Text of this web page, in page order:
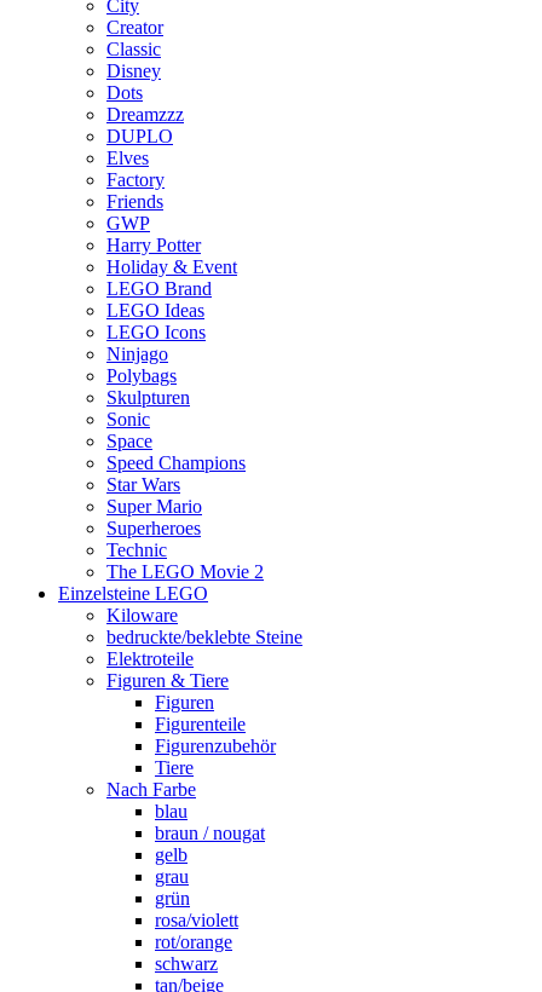
City
Creator
Classic
Disney
Dots
Dreamzzz
DUPLO
Elves
Factory
Friends
GWP
Harry Potter
Holiday & Event
LEGO Brand
LEGO Ideas
LEGO Icons
Ninjago
Polybags
Skulpturen
Sonic
Space
Speed Champions
Star Wars
Super Mario
Superheroes
Technic
The LEGO Movie 2
Einzelsteine LEGO
Kiloware
bedruckte/beklebte Steine
Elektroteile
Figuren & Tiere
Figuren
Figurenteile
Figurenzubehör
Tiere
Nach Farbe
blau
braun / nougat
gelb
grau
grün
rosa/violett
rot/orange
schwarz
tan/beige